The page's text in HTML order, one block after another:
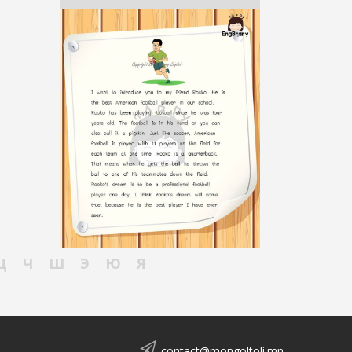
Ч Ш Э Ю Я